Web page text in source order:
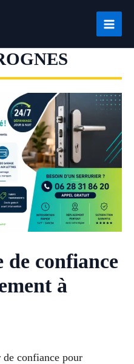
confiance
à
de confiance pour